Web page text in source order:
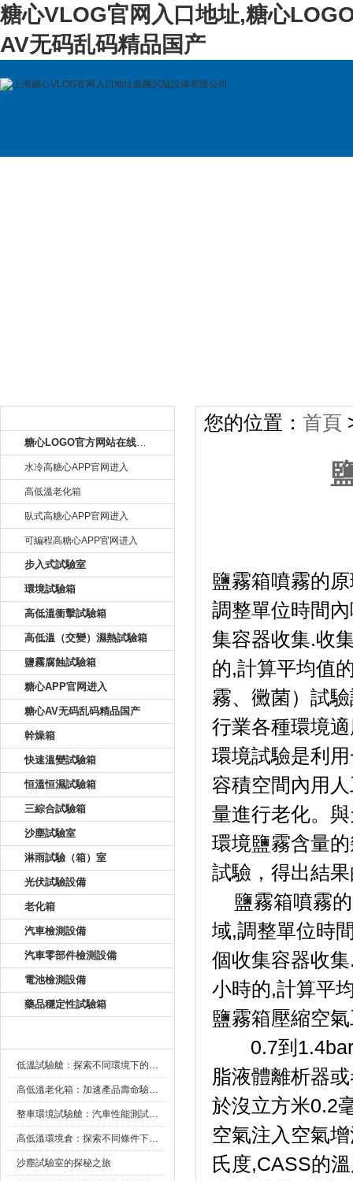
糖心VLOG官网入口地址,糖心
AV无码乱码精品国产
糖心LOGO官方网站在线观看
水冷高糖心APP官网进入
高低溫老化箱
臥式高糖心APP官网进入
可編程高糖心APP官网进入
步入式試驗室
環境試驗箱
高低溫衝擊試驗箱
高低溫（交變）濕熱試驗箱
鹽霧腐蝕試驗箱
糖心APP官网进入
糖心AV无码乱码精品国产
幹燥箱
快速溫變試驗箱
恒溫恒濕試驗箱
三綜合試驗箱
沙塵試驗室
淋雨試驗（箱）室
光伏試驗設備
老化箱
汽車檢測設備
汽車零部件檢測設備
電池檢測設備
藥品穩定性試驗箱
低溫試驗艙：探索不同環境下的科技邊界
高低溫老化箱：加速產品壽命驗證的可靠夥伴
整車環境試驗艙：汽車性能測試的設備
高低溫環境倉：探索不同條件下的科學奧秘
沙塵試驗室的探秘之旅
您的位置： 首頁
鹽霧箱噴霧的原
調整單位時間
集容器收集.收
的,計算平均值
霧、黴菌）試
行業各種環境適
環境試驗是利用
容積空間內用人
量進行老化
環境鹽霧含量的
試驗，得出結
鹽霧箱噴霧的
域,調整單位時
個收集容器收
小時的,計算平
鹽霧箱壓縮空氣
0.7到1.4bar
脂液體離析器
於沒立方米0.2
空氣注入空氣
氏度,CASS的